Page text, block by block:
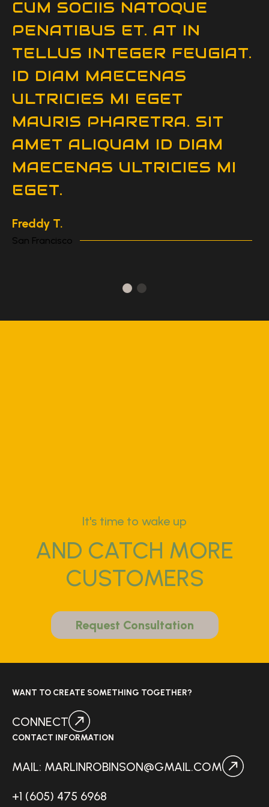
CUM SOCIIS NATOQUE
PENATIBUS ET. AT IN
TELLUS INTEGER FEUGIAT.
ID DIAM MAECENAS
ULTRICIES MI EGET
MAURIS PHARETRA. SIT
AMET ALIQUAM ID DIAM
MAECENAS ULTRICIES MI
EGET.
Freddy T.
San Francisco
It's time to wake up
AND CATCH MORE
CUSTOMERS
Request Consultation
WANT TO CREATE SOMETHING TOGETHER?
CONNECT
CONTACT INFORMATION
MAIL: MARLINROBINSON@GMAIL.COM
+1 (605) 475 6968